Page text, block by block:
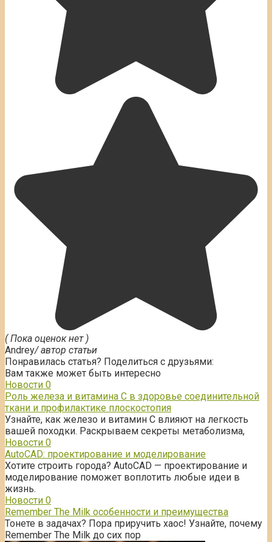
( Пока оценок нет )
Andrey/ автор статьи
Понравилась статья? Поделиться с друзьями:
Вам также может быть интересно
Новости 0
Роль железа и витамина С в здоровье соединительной
ткани и профилактике плоскостопия
Узнайте, как железо и витамин С влияют на легкость
вашей походки. Раскрываем секреты метаболизма,
Новости 0
AutoCAD: проектирование и моделирование
Хотите строить города? AutoCAD — проектирование и
моделирование поможет воплотить любые идеи в
жизнь.
Новости 0
Remember The Milk особенности и преимущества
Тонете в задачах? Пора приручить хаос! Узнайте, почему
Remember The Milk до сих пор